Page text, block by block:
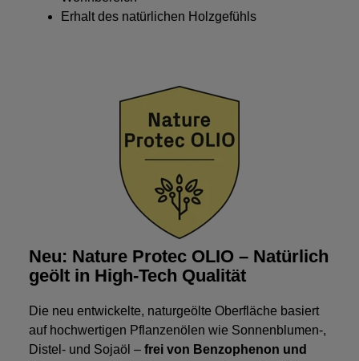
Erhalt des natürlichen Holzgefühls
Neu: Nature Protec OLIO – Natürlich
geölt in High-Tech Qualität
Die neu entwickelte, naturgeölte Oberfläche basiert
auf hochwertigen Pflanzenölen wie Sonnenblumen-,
Distel- und Sojaöl – frei von Benzophenon und